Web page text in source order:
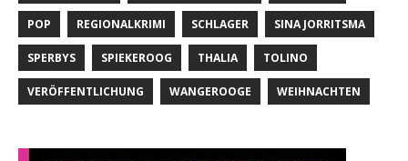
POP REGIONALKRIMI SCHLAGER SINA JORRITSMA
SPERBYS SPIEKEROOG THALIA TOLINO
VERÖFFENTLICHUNG WANGEROOGE WEIHNACHTEN